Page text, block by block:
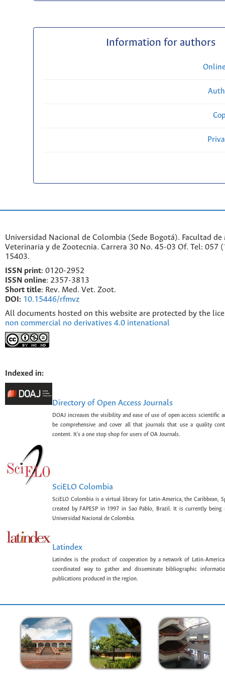
Information for authors
Universidad Nacional de Colombia (Sede Bogotá). Facultad de
Veterinaria y de Zootecnia. Carrera 30 No. 45-03 Of. Tel: 057
15403.
ISSN print: 0120-2952
SSN online: 2357-3813
Short title: Rev. Med. Vet. Zoot.
DOI: 10.15446/rfmvz
All documents hosted on this website are protected by the
non commercial no derivatives 4.0 intenational
Indexed in:
Directory of Open Access Journals
DOAJ increases the visibility and ease of use of open access scientific
be comprehensive and cover all that journals that use a quality
content. It's a one stop shop for users of OA Journals.
SciELO Colombia
SciELO Colombia is a virtual library for Latin-America, the Caribbean,
created by FAPESP in 1997 in Sao Pablo, Brazil. It is currently being
Universidad Nacional de Colombia.
Latindex
Latindex is the product of cooperation by a network of Latin-
coordinated way to gather and disseminate bibliographic
publications produced in the region.